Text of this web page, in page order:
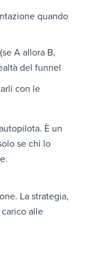
quando
A allora B,
del funnel
con le
È un
se chi lo
La strategia,
alle